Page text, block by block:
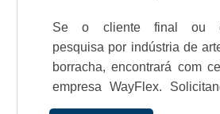
Se o cliente final ou
pesquisa por indústria de
borracha, encontrará com
empresa WayFlex.
informações na